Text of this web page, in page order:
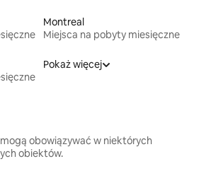
Montreal
Miejsca na pobyty miesięczne
Pokaż więcej
obowiązywać w niektórych
obiektów.